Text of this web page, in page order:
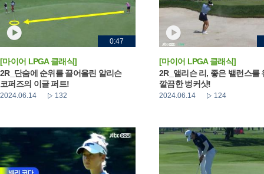
0:47
[마이어 LPGA 클래식]
2R_단숨에 순위를 끌어올린 알리슨
코퍼즈의 이글 퍼트!
2024.06.14 132
[마이어 LPGA 클래식]
2R_앨리슨 리, 좋은 밸런스를
깔끔한 벙커샷!
2024.06.14 124